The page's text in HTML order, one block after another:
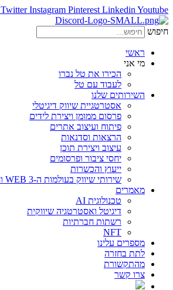
Twitter Instagram Pinterest Linkedin Youtube
חיפוש
ראשי
מי אני
הכירו את טל נברו
לעבוד עם טל
השירותים שלנו
אסטרטגיית שיווק דיגיטלי
פרסום ממומן ויצירת לידים
פיתוח ועיצוב אתרים
הרצאות וסדנאות
עיצוב ויצירת תוכן
יחסי ציבור ופרסומים
ייעוץ והכשרות
שירותי שיווק בעולמות ה-WEB 3 וה-NFT
מאמרים
טכנולוגית AI
דיגיטל ואסטרטגיה שיווקית
רשתות חברתיות
NFT
מספרים עלינו
לתת בחזרה
מהתקשורת
צרו קשר